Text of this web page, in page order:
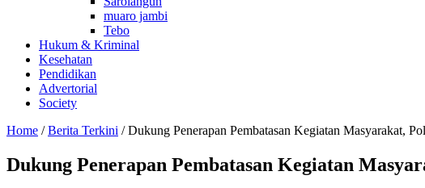
muaro jambi
Tebo
Hukum & Kriminal
Kesehatan
Pendidikan
Advertorial
Society
Home / Berita Terkini / Dukung Penerapan Pembatasan Kegiatan Masyarakat,
Dukung Penerapan Pembatasan Kegiatan